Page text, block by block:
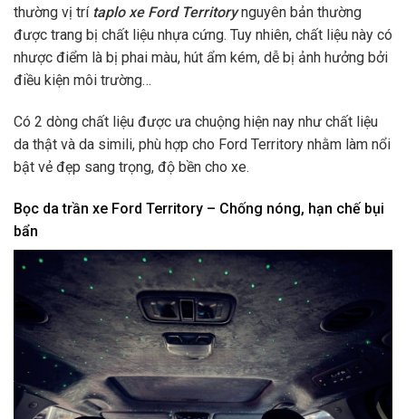
thường vị trítaplo xe Ford Territorynguyên bản thường
được trang bị chất liệu nhựa cứng. Tuy nhiên, chất liệu này có
nhược điểm là bị phai màu, hút ẩm kém, dễ bị ảnh hưởng bởi
điều kiện môi trường…
Có 2 dòng chất liệu được ưa chuộng hiện nay như chất liệu
da thật và da simili, phù hợp cho Ford Territory nhằm làm nổi
bật vẻ đẹp sang trọng, độ bền cho xe.
Bọc da trần xe Ford Territory – Chống nóng, hạn chế bụi
bẩn